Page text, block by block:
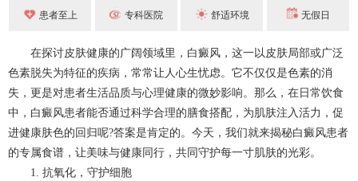
患者至上 专科医院 舒适环境 无假日
在探讨皮肤健康的广阔领域里，白癜风，这一以皮肤局部或广泛
色素脱失为特征的疾病，常常让人心生忧虑。它不仅仅是色素的消
失，更是对患者生活品质与心理健康的微妙影响。那么，在日常饮食
中，白癜风患者能否通过科学合理的膳食搭配，为肌肤注入活力，促
进健康肤色的回归呢?答案是肯定的。今天，我们就来揭秘白癜风患者
的专属食谱，让美味与健康同行，共同守护每一寸肌肤的光彩。
1. 抗氧化，守护细胞